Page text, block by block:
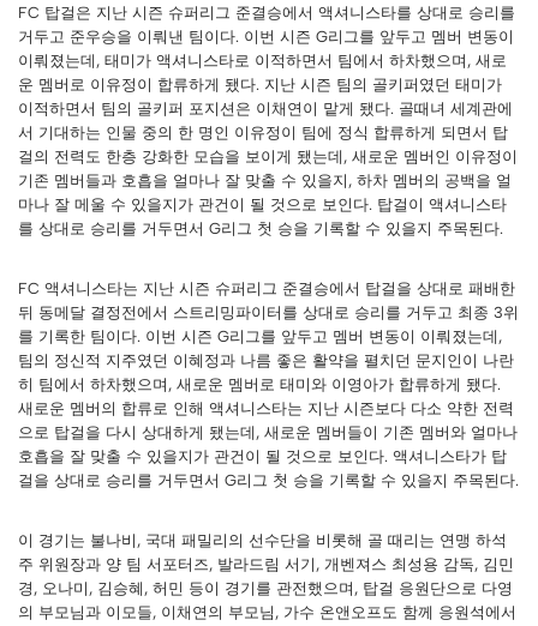
FC 탑걸은 지난 시즌 슈퍼리그 준결승에서 액셔니스타를 상대로 승리를
거두고 준우승을 이뤄낸 팀이다. 이번 시즌 G리그를 앞두고 멤버 변동이
이뤄졌는데, 태미가 액셔니스타로 이적하면서 팀에서 하차했으며, 새로
운 멤버로 이유정이 합류하게 됐다. 지난 시즌 팀의 골키퍼였던 태미가
이적하면서 팀의 골키퍼 포지션은 이채연이 맡게 됐다. 골때녀 세계관에
서 기대하는 인물 중의 한 명인 이유정이 팀에 정식 합류하게 되면서 탑
걸의 전력도 한층 강화한 모습을 보이게 됐는데, 새로운 멤버인 이유정이
기존 멤버들과 호흡을 얼마나 잘 맞출 수 있을지, 하차 멤버의 공백을 얼
마나 잘 메울 수 있을지가 관건이 될 것으로 보인다. 탑걸이 액셔니스타
를 상대로 승리를 거두면서 G리그 첫 승을 기록할 수 있을지 주목된다.
FC 액셔니스타는 지난 시즌 슈퍼리그 준결승에서 탑걸을 상대로 패배한
뒤 동메달 결정전에서 스트리밍파이터를 상대로 승리를 거두고 최종 3위
를 기록한 팀이다. 이번 시즌 G리그를 앞두고 멤버 변동이 이뤄졌는데,
팀의 정신적 지주였던 이혜정과 나름 좋은 활약을 펼치던 문지인이 나란
히 팀에서 하차했으며, 새로운 멤버로 태미와 이영아가 합류하게 됐다.
새로운 멤버의 합류로 인해 액셔니스타는 지난 시즌보다 다소 약한 전력
으로 탑걸을 다시 상대하게 됐는데, 새로운 멤버들이 기존 멤버와 얼마나
호흡을 잘 맞출 수 있을지가 관건이 될 것으로 보인다. 액셔니스타가 탑
걸을 상대로 승리를 거두면서 G리그 첫 승을 기록할 수 있을지 주목된다.
이 경기는 불나비, 국대 패밀리의 선수단을 비롯해 골 때리는 연맹 하석
주 위원장과 양 팀 서포터즈, 발라드림 서기, 개벤져스 최성용 감독, 김민
경, 오나미, 김승혜, 허민 등이 경기를 관전했으며, 탑걸 응원단으로 다영
의 부모님과 이모들, 이채연의 부모님, 가수 온앤오프도 함께 응원석에서